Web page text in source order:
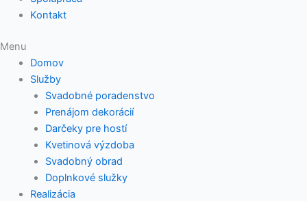
Kontakt
Menu
Domov
Služby
Svadobné poradenstvo
Prenájom dekorácií
Darčeky pre hostí
Kvetinová výzdoba
Svadobný obrad
Doplnkové služky
Realizácia